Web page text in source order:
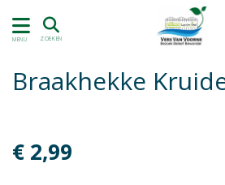
MENU ZOEKEN
Braakhekke
€ 2,99